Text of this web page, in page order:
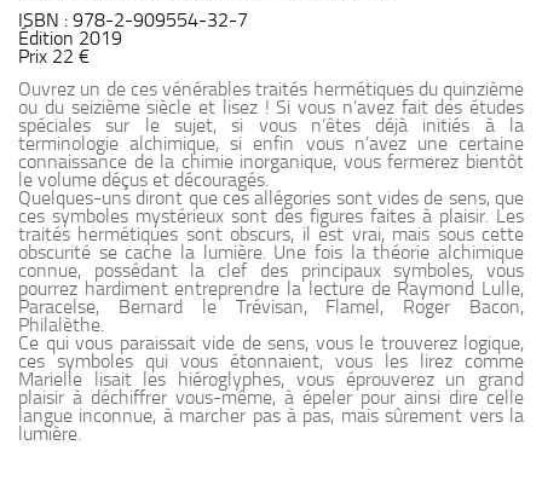
ISBN : 978-2-909554-32-7
Édition 2019
Prix 22 €
Ouvrez un de ces vénérables traités hermétiques du quinzième
ou du seizième siècle et lisez ! Si vous n’avez fait des études
spéciales sur le sujet, si vous n’êtes déjà initiés à la
terminologie alchimique, si enfin vous n’avez une certaine
connaissance de la chimie inorganique, vous fermerez bientôt
le volume déçus et découragés.
Quelques-uns diront que ces allégories sont vides de sens, que
ces symboles mystérieux sont des figures faites à plaisir. Les
traités hermétiques sont obscurs, il est vrai, mais sous cette
obscurité se cache la lumière. Une fois la théorie alchimique
connue, possédant la clef des principaux symboles, vous
pourrez hardiment entreprendre la lecture de Raymond Lulle,
Paracelse, Bernard le Trévisan, Flamel, Roger Bacon,
Philalèthe.
Ce qui vous paraissait vide de sens, vous le trouverez logique,
ces symboles qui vous étonnaient, vous les lirez comme
Marielle lisait les hiéroglyphes, vous éprouverez un grand
plaisir à déchiffrer vous-même, à épeler pour ainsi dire celle
langue inconnue, à marcher pas à pas, mais sûrement vers la
lumière.